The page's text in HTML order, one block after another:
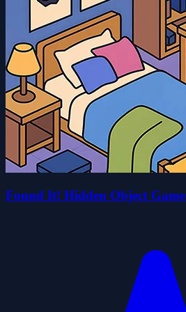
Found It! Hidden Object Game